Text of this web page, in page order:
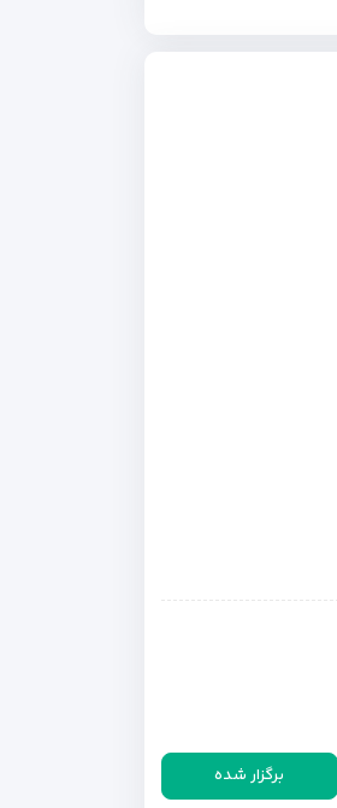
برگزار شده